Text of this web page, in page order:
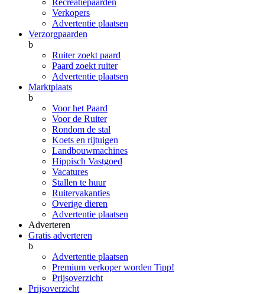
Recreatiepaarden
Verkopers
Advertentie plaatsen
Verzorgpaarden
b
Ruiter zoekt paard
Paard zoekt ruiter
Advertentie plaatsen
Marktplaats
b
Voor het Paard
Voor de Ruiter
Rondom de stal
Koets en rijtuigen
Landbouwmachines
Hippisch Vastgoed
Vacatures
Stallen te huur
Ruitervakanties
Overige dieren
Advertentie plaatsen
Adverteren
Gratis adverteren
b
Advertentie plaatsen
Premium verkoper worden Tipp!
Prijsoverzicht
Prijsoverzicht